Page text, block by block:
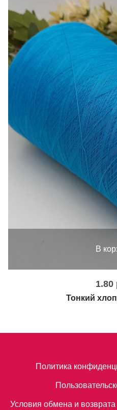
В
1.80
Тонкий
Политика
Условия обмена и возврата